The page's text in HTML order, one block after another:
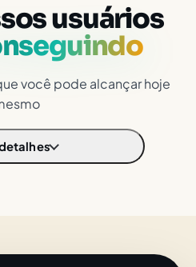
usuários
você pode alcançar hoje